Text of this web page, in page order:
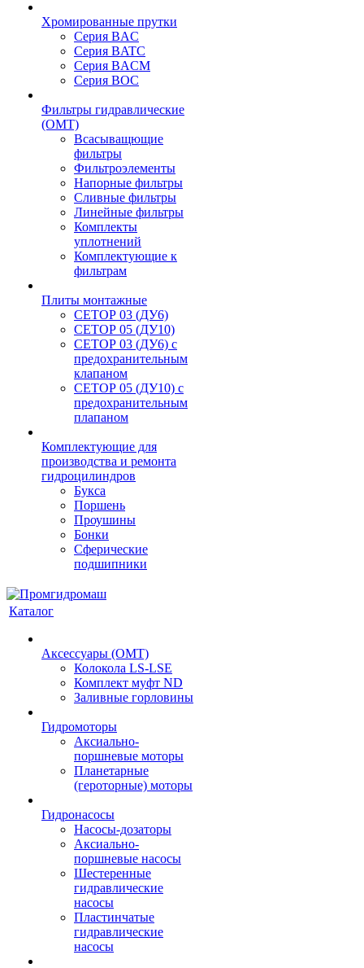
Хромированные прутки
Серия BAC
Серия BATC
Серия BACM
Серия BOC
Фильтры гидравлические
(OMT)
Всасыващющие
фильтры
Фильтроэлементы
Напорные фильтры
Сливные фильтры
Линейные фильтры
Комплекты
уплотнений
Комплектующие к
фильтрам
Плиты монтажные
CЕТОР 03 (ДУ6)
CЕТОР 05 (ДУ10)
CЕТОР 03 (ДУ6) с
предохранительным
клапаном
CЕТОР 05 (ДУ10) с
предохранительным
плапаном
Комплектующие для
производства и ремонта
гидроцилиндров
Букса
Поршень
Проушины
Бонки
Сферические
подшипники
Каталог
Аксессуары (OMT)
Колокола LS-LSE
Комплект муфт ND
Заливные горловины
Гидромоторы
Аксиально-
поршневые моторы
Планетарные
(героторные) моторы
Гидронасосы
Насосы-дозаторы
Аксиально-
поршневые насосы
Шестеренные
гидравлические
насосы
Пластинчатые
гидравлические
насосы